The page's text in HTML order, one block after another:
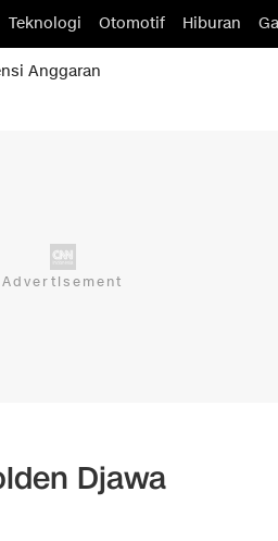
Teknologi Otomotif Hiburan
Anggaran
Djawa